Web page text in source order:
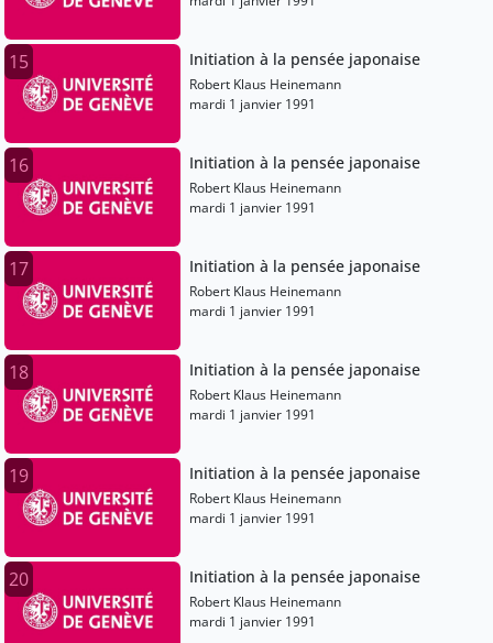
15 Initiation à la pensée japonaise
Robert Klaus Heinemann
mardi 1 janvier 1991
16 Initiation à la pensée japonaise
Robert Klaus Heinemann
mardi 1 janvier 1991
17 Initiation à la pensée japonaise
Robert Klaus Heinemann
mardi 1 janvier 1991
18 Initiation à la pensée japonaise
Robert Klaus Heinemann
mardi 1 janvier 1991
19 Initiation à la pensée japonaise
Robert Klaus Heinemann
mardi 1 janvier 1991
20 Initiation à la pensée japonaise
Robert Klaus Heinemann
mardi 1 janvier 1991